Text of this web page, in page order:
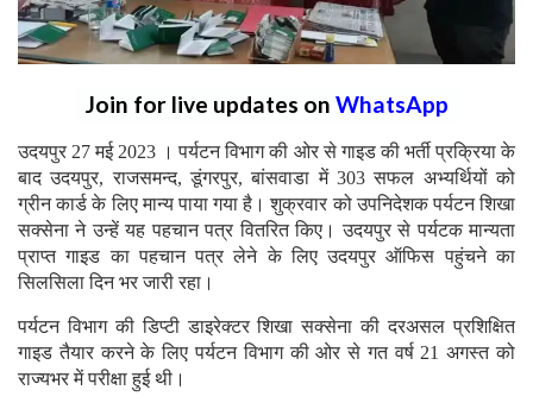
Join for live updates on WhatsApp
उदयपुर 27 मई 2023 । पर्यटन विभाग की ओर से गाइड की भर्ती प्रक्रिया के
बाद उदयपुर, राजसमन्द, डूंगरपुर, बांसवाडा में 303 सफल अभ्यर्थियों को
ग्रीन कार्ड के लिए मान्य पाया गया है। शुक्रवार को उपनिदेशक पर्यटन शिखा
सक्सेना ने उन्हें यह पहचान पत्र वितरित किए। उदयपुर से पर्यटक मान्यता
प्राप्त गाइड का पहचान पत्र लेने के लिए उदयपुर ऑफिस पहुंचने का
सिलसिला दिन भर जारी रहा।
पर्यटन विभाग की डिप्टी डाइरेक्टर शिखा सक्सेना की दरअसल प्रशिक्षित
गाइड तैयार करने के लिए पर्यटन विभाग की ओर से गत वर्ष 21 अगस्त को
राज्यभर में परीक्षा हुई थी।